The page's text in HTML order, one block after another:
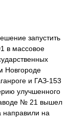
запустить
в массовое
Новгороде
и ГАЗ-153
улучшенного
№ 21 вышел
направили на